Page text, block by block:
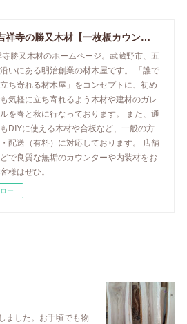
東京・吉祥寺の勝又木材【一枚板カウンター】
勝又木材のホームページ。武蔵野市、五
いにある明治創業の材木屋です。 「誰で
ち寄れる材木屋」をコンセプトに、初め
気軽に立ち寄れるよう木材や建材のガレ
を春と秋に行なっております。 また、通
DIYに使える木材や合板など、一般の方
配送（有料）に対応しております。 店舗
で良質な無垢のカウンターや内装材をお
様はぜひ。
ー
ました。お手頃でも物